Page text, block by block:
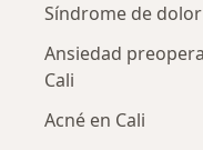
Síndrome de
Ansiedad
Cali
Acné en Cali